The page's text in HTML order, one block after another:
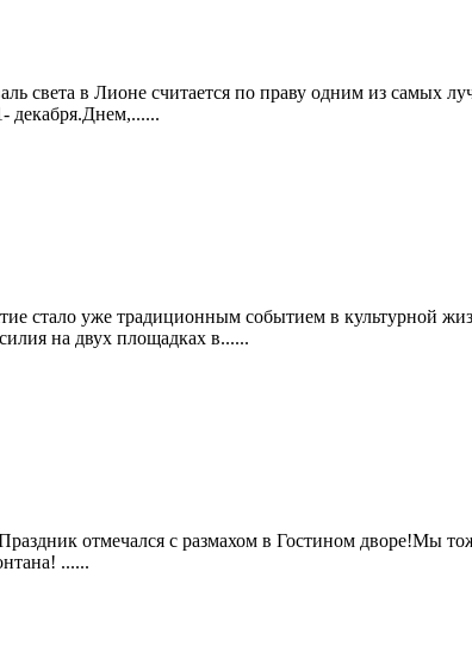
света в Лионе считается по праву одним из самых
декабря.Днем,......
стало уже традиционным событием в культурной
на двух площадках в......
отмечался с размахом в Гостином дворе!Мы
......